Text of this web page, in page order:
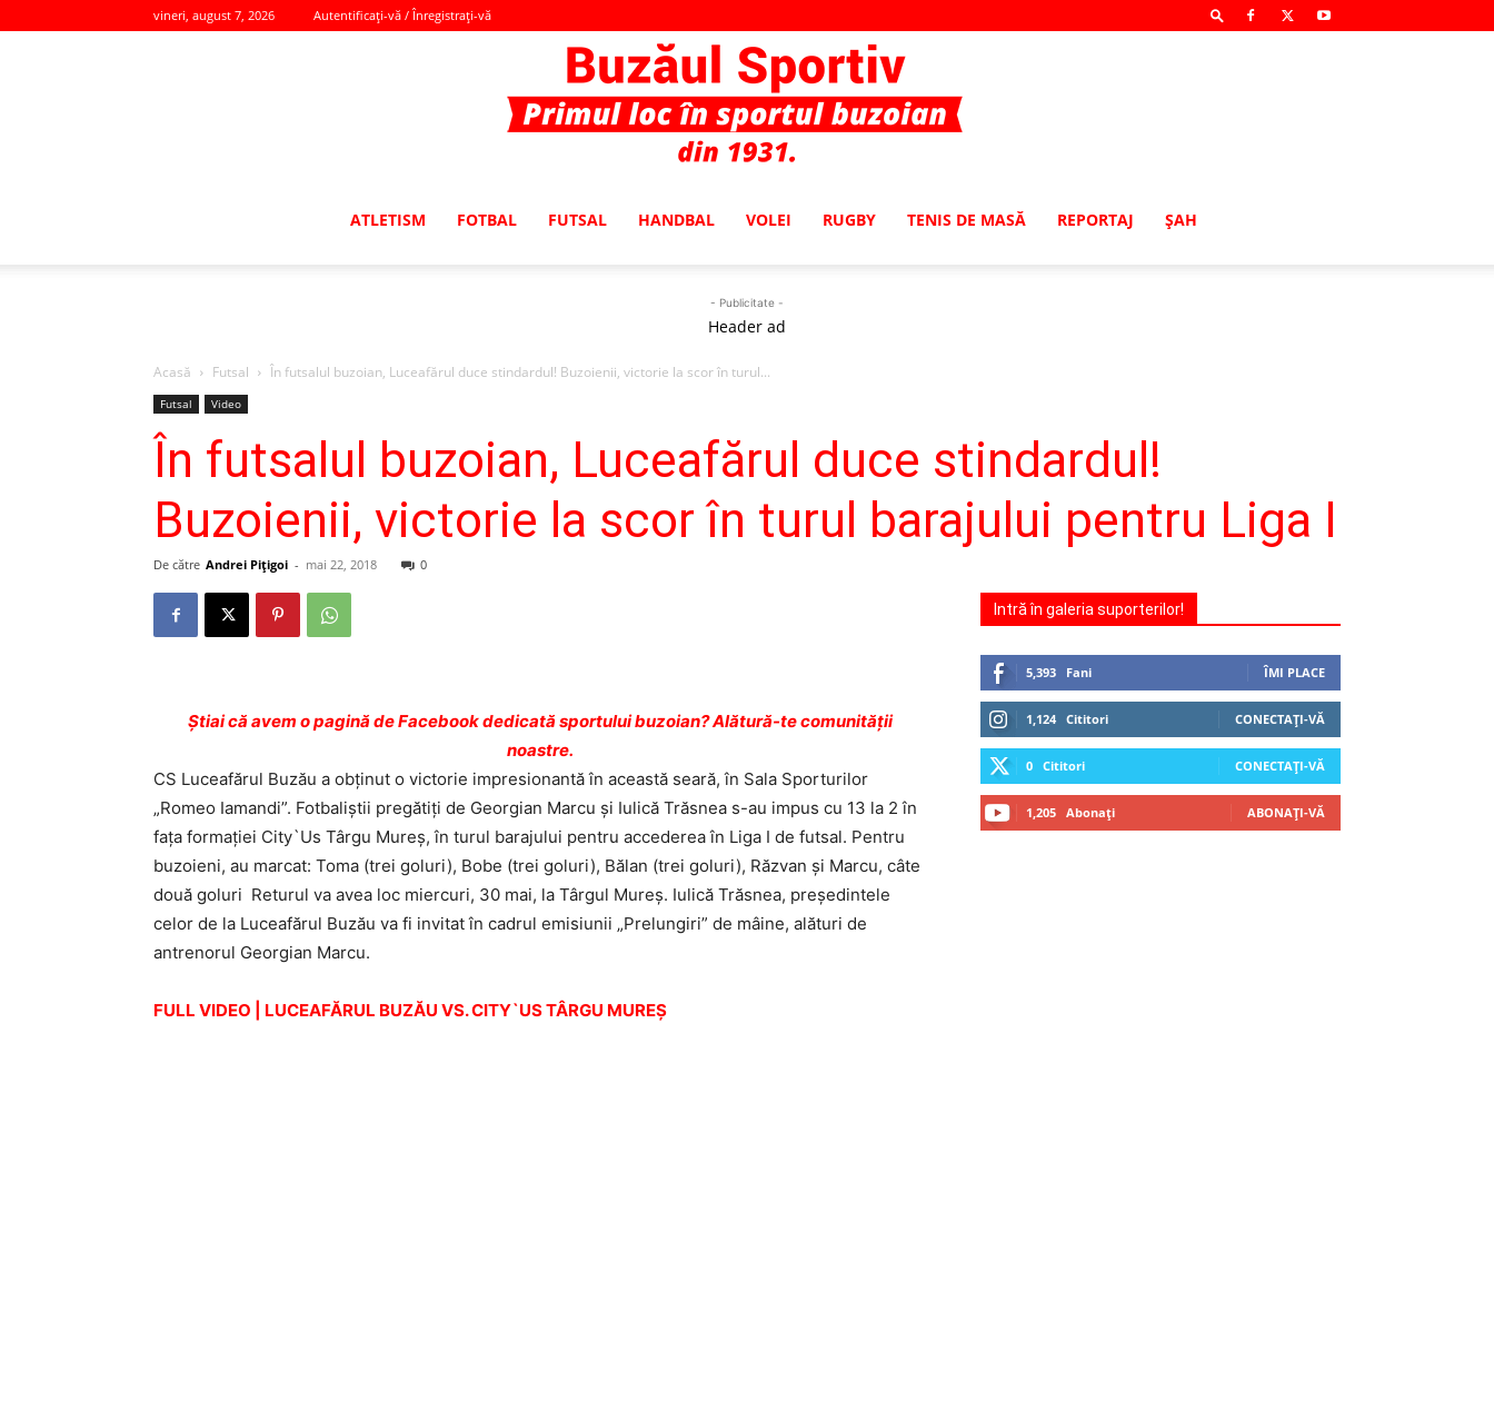
vineri, august 7, 2026 Autentificați-vă / Înregistrați-vă
ATLETISM FOTBAL FUTSAL HANDBAL VOLEI RUGBY TENIS DE MASĂ REPORTAJ ŞAH
- Publicitate -
Header ad
Acasă Futsal În futsalul buzoian, Luceafărul duce stindardul! Buzoienii, victorie la scor în turul...
Futsal Video
În futsalul buzoian, Luceafărul duce stindardul!
Buzoienii, victorie la scor în turul barajului pentru Liga I
De către Andrei Pițigoi - mai 22, 2018 0
Ştiai că avem o pagină de Facebook dedicată sportului buzoian? Alătură-te comunității
noastre.
CS Luceafărul Buzău a obţinut o victorie impresionantă în această seară, în Sala Sporturilor
„Romeo Iamandi”. Fotbaliştii pregătiţi de Georgian Marcu şi Iulică Trăsnea s-au impus cu 13 la 2 în
faţa formaţiei City`Us Târgu Mureş, în turul barajului pentru accederea în Liga I de futsal. Pentru
buzoieni, au marcat: Toma (trei goluri), Bobe (trei goluri), Bălan (trei goluri), Răzvan şi Marcu, câte
două goluri Returul va avea loc miercuri, 30 mai, la Târgul Mureş. Iulică Trăsnea, preşedintele
celor de la Luceafărul Buzău va fi invitat în cadrul emisiunii „Prelungiri” de mâine, alături de
antrenorul Georgian Marcu.
FULL VIDEO | LUCEAFĂRUL BUZĂU VS. CITY`US TÂRGU MUREŞ
Intră în galeria suporterilor!
5,393 Fani ÎMI PLACE
1,124 Cititori CONECTAȚI-VĂ
0 Cititori CONECTAȚI-VĂ
1,205 Abonați ABONAȚI-VĂ